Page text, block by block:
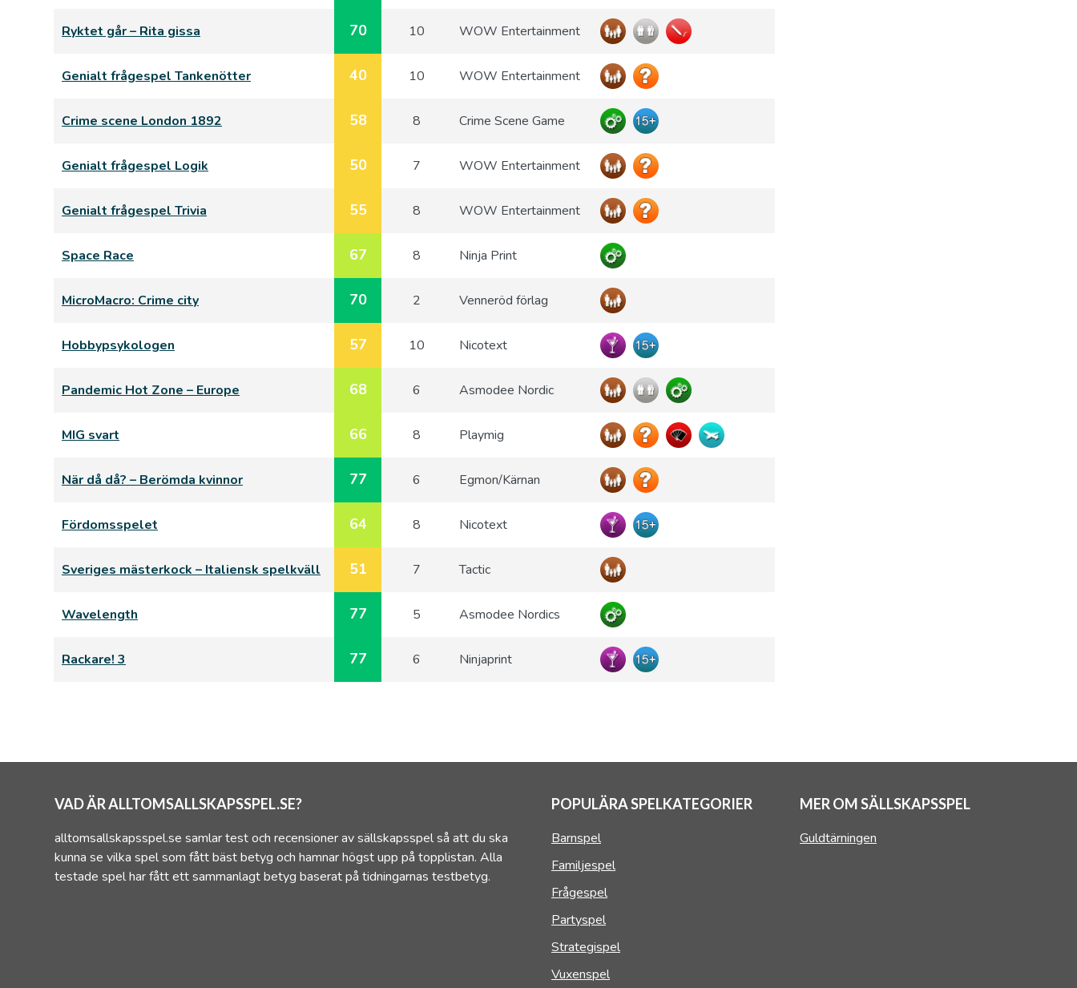
Ryktet går – Rita gissa 70 10 WOW Entertainment
Genialt frågespel Tankenötter 40 10 WOW Entertainment
Crime scene London 1892 58 8 Crime Scene Game
Genialt frågespel Logik 50 7 WOW Entertainment
Genialt frågespel Trivia 55 8 WOW Entertainment
Space Race 67 8 Ninja Print
MicroMacro: Crime city 70 2 Venneröd förlag
Hobbypsykologen 57 10 Nicotext
Pandemic Hot Zone – Europe 68 6 Asmodee Nordic
MIG svart 66 8 Playmig
När då då? – Berömda kvinnor 77 6 Egmon/Kärnan
Fördomsspelet 64 8 Nicotext
Sveriges mästerkock – Italiensk spelkväll 51 7 Tactic
Wavelength 77 5 Asmodee Nordics
Rackare! 3 77 6 Ninjaprint
VAD ÄR ALLTOMSALLSKAPSSPEL.SE?
alltomsallskapsspel.se samlar test och recensioner av sällskapsspel så att du ska
kunna se vilka spel som fått bäst betyg och hamnar högst upp på topplistan. Alla
testade spel har fått ett sammanlagt betyg baserat på tidningarnas testbetyg.
POPULÄRA SPELKATEGORIER
Barnspel
Familjespel
Frågespel
Partyspel
Strategispel
Vuxenspel
MER OM SÄLLSKAPSSPEL
Guldtärningen